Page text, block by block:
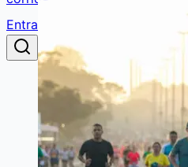
Entrar